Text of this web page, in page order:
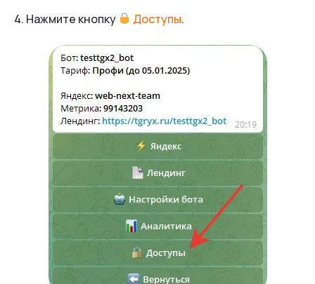
4. Нажмите кнопку Доступы.